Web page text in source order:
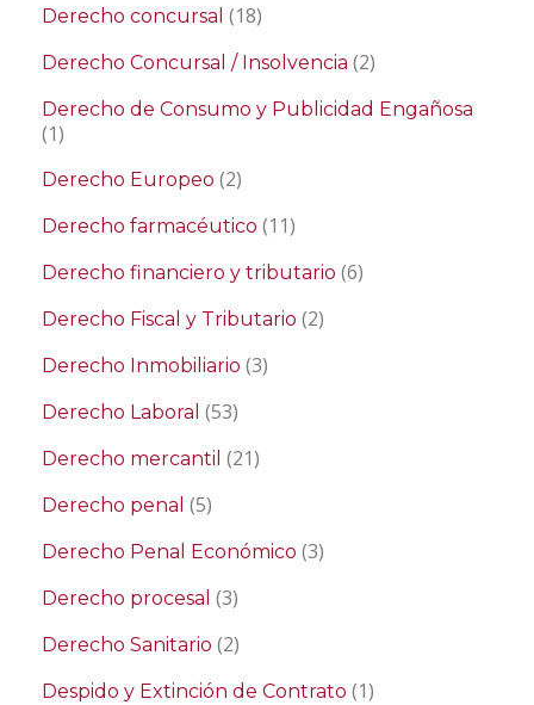
Derecho concursal (18)
Derecho Concursal / Insolvencia (2)
Derecho de Consumo y Publicidad Engañosa
(1)
Derecho Europeo (2)
Derecho farmacéutico (11)
Derecho financiero y tributario (6)
Derecho Fiscal y Tributario (2)
Derecho Inmobiliario (3)
Derecho Laboral (53)
Derecho mercantil (21)
Derecho penal (5)
Derecho Penal Económico (3)
Derecho procesal (3)
Derecho Sanitario (2)
Despido y Extinción de Contrato (1)